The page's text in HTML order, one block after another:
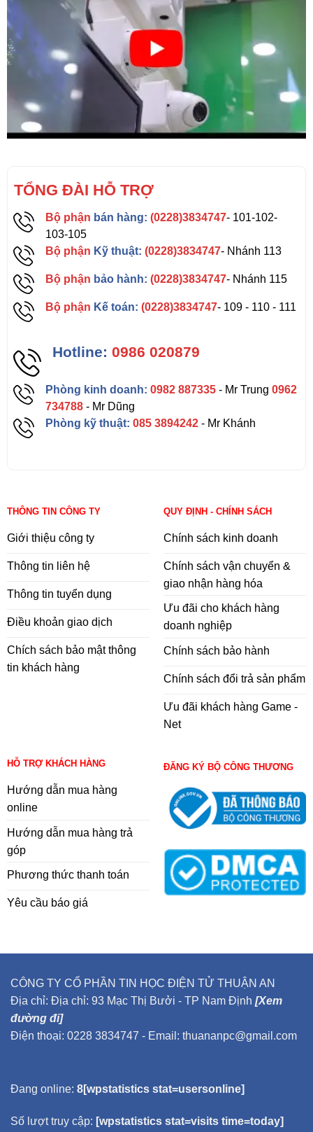
TỔNG ĐÀI HỖ TRỢ
Bộ phận bán hàng: (0228)3834747- 101-102-
103-105
Bộ phận Kỹ thuật: (0228)3834747- Nhánh 113
Bộ phận bảo hành: (0228)3834747- Nhánh 115
Bộ phận Kế toán: (0228)3834747- 109 - 110 - 111
Hotline: 0986 020879
Phòng kinh doanh: 0982 887335 - Mr Trung0962
734788 - Mr Dũng
Phòng kỹ thuật:085 3894242 - Mr Khánh
THÔNG TIN CÔNG TY
Giới thiệu công ty
Thông tin liên hệ
Thông tin tuyển dụng
Điều khoản giao dịch
Chích sách bảo mật thông
tin khách hàng
QUY ĐỊNH - CHÍNH SÁCH
Chính sách kinh doanh
Chính sách vận chuyển &
giao nhận hàng hóa
Ưu đãi cho khách hàng
doanh nghiệp
Chính sách bảo hành
Chính sách đổi trả sản phẩm
Ưu đãi khách hàng Game -
Net
HỖ TRỢ KHÁCH HÀNG
Hướng dẫn mua hàng
online
Hướng dẫn mua hàng trả
góp
Phương thức thanh toán
Yêu cầu báo giá
ĐĂNG KÝ BỘ CÔNG THƯƠNG
CÔNG TY CỔ PHẦN TIN HỌC ĐIỆN TỬ THUẬN AN
Địa chỉ: Địa chỉ: 93 Mạc Thị Bưởi - TP Nam Định [Xem
đường đi]
Điện thoại: 0228 3834747 - Email: thuananpc@gmail.com
Đang online: 8[wpstatistics stat=usersonline]
Số lượt truy cập: [wpstatistics stat=visits time=today]